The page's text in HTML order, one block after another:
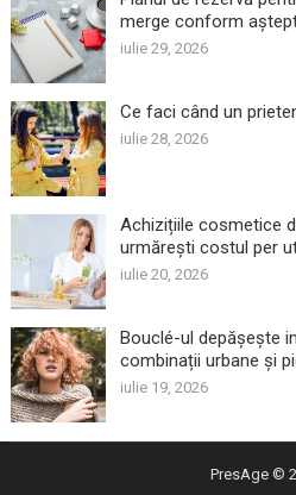
merge conform
iulie 29, 2026
Ce faci când un
iulie 28, 2026
Achizițiile cosmetice
urmărești costul per
iulie 20, 2026
Bouclé-ul depășește
combinații urbane și
iulie 19, 2026
PresAge ©